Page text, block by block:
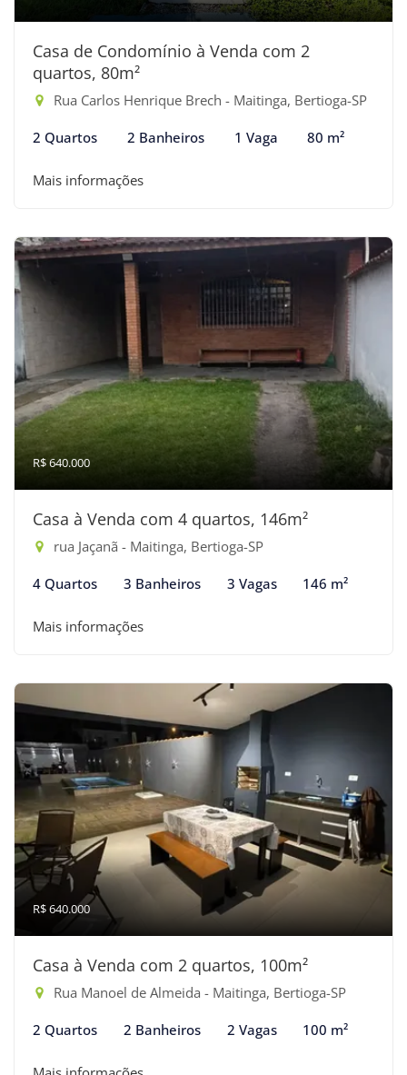
Casa de Condomínio à Venda com 2
quartos, 80m²
Rua Carlos Henrique Brech - Maitinga, Bertioga-SP
2 Quartos 2 Banheiros 1 Vaga 80 m²
Mais informações
R$ 640.000
Casa à Venda com 4 quartos, 146m²
rua Jaçanã - Maitinga, Bertioga-SP
4 Quartos 3 Banheiros 3 Vagas 146 m²
Mais informações
R$ 640.000
Casa à Venda com 2 quartos, 100m²
Rua Manoel de Almeida - Maitinga, Bertioga-SP
2 Quartos 2 Banheiros 2 Vagas 100 m²